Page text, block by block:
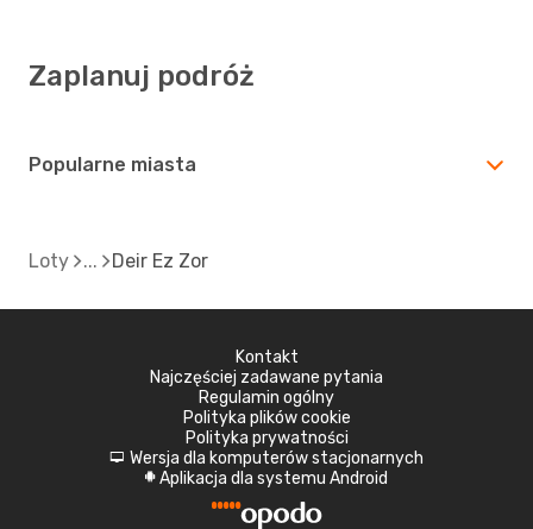
Zaplanuj podróż
Popularne miasta
Loty Deir Ez Zor
Kontakt
Najczęściej zadawane pytania
Regulamin ogólny
Polityka plików cookie
Polityka prywatności
d Wersja dla komputerów stacjonarnych
A Aplikacja dla systemu Android